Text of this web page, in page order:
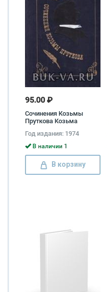
95.00 ₽
Сочинения Козьмы
Пруткова Козьма
Год издания: 1974
В наличии 1
В корзину